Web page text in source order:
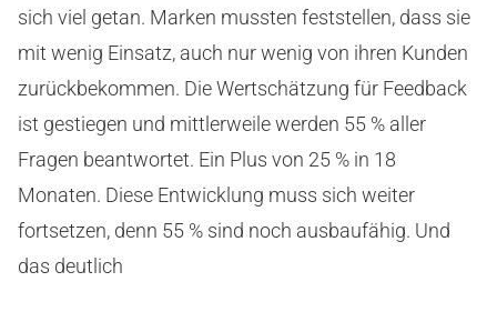
sich viel getan. Marken mussten feststellen, dass sie
mit wenig Einsatz, auch nur wenig von ihren Kunden
zurückbekommen. Die Wertschätzung für Feedback
ist gestiegen und mittlerweile werden 55 % aller
Fragen beantwortet. Ein Plus von 25 % in 18
Monaten. Diese Entwicklung muss sich weiter
fortsetzen, denn 55 % sind noch ausbaufähig. Und
das deutlich